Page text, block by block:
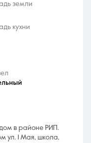
00
20:00
земли
кухни
в районе РИП.
ул. 1 Мая, школа,